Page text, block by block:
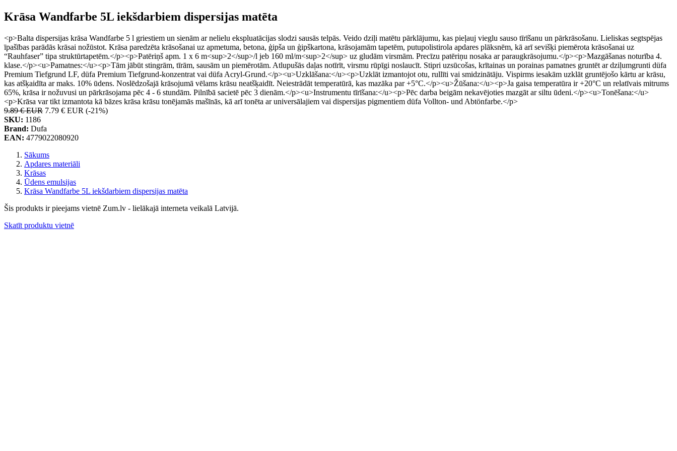
Krāsa Wandfarbe 5L iekšdarbiem dispersijas matēta
<p>Balta dispersijas krāsa Wandfarbe 5 l griestiem un sienām ar nelielu ekspluatācijas slodzi sausās telpās. Veido dziļi matētu pārklājumu, kas pieļauj vieglu sauso tīrīšanu un pārkrāsošanu. Lieliskas segtspējas
īpašības parādās krāsai nožūstot. Krāsa paredzēta krāsošanai uz apmetuma, betona, ģipša un ģipškartona, krāsojamām tapetēm, putupolistirola apdares plāksnēm, kā arī sevišķi piemērota krāsošanai uz
“Rauhfaser” tipa struktūrtapetēm.</p><p>Patēriņš apm. 1 x 6 m<sup>2</sup>/l jeb 160 ml/m<sup>2</sup> uz gludām virsmām. Precīzu patēriņu nosaka ar paraugkrāsojumu.</p><p>Mazgāšanas noturība 4.
klase.</p><u>Pamatnes:</u><p>Tām jābūt stingrām, tīrām, sausām un piemērotām. Atlupušās daļas notīrīt, virsmu rūpīgi noslaucīt. Stipri uzsūcošas, krītainas un porainas pamatnes gruntēt ar dziļumgrunti düfa
Premium Tiefgrund LF, düfa Premium Tiefgrund-konzentrat vai düfa Acryl-Grund.</p><u>Uzklāšana:</u><p>Uzklāt izmantojot otu, rullīti vai smidzinātāju. Vispirms iesakām uzklāt gruntējošo kārtu ar krāsu,
kas atšķaidīta ar maks. 10% ūdens. Noslēdzošajā krāsojumā vēlams krāsu neatšķaidīt. Neiestrādāt temperatūrā, kas mazāka par +5°C.</p><u>Žūšana:</u><p>Ja gaisa temperatūra ir +20°С un relatīvais mitrums
65%, krāsa ir nožuvusi un pārkrāsojama pēc 4 - 6 stundām. Pilnībā sacietē pēc 3 dienām.</p><u>Instrumentu tīrīšana:</u><p>Pēc darba beigām nekavējoties mazgāt ar siltu ūdeni.</p><u>Tonēšana:</u>
<p>Krāsa var tikt izmantota kā bāzes krāsa krāsu tonējamās mašīnās, kā arī tonēta ar universālajiem vai dispersijas pigmentiem düfa Vollton- und Abtönfarbe.</p>
9.89 € EUR 7.79 € EUR (-21%)
SKU: 1186
Brand: Dufa
EAN: 4779022080920
Sākums
Apdares materiāli
Krāsas
Ūdens emulsijas
Krāsa Wandfarbe 5L iekšdarbiem dispersijas matēta
Šis produkts ir pieejams vietnē Zum.lv - lielākajā interneta veikalā Latvijā.
Skatīt produktu vietnē